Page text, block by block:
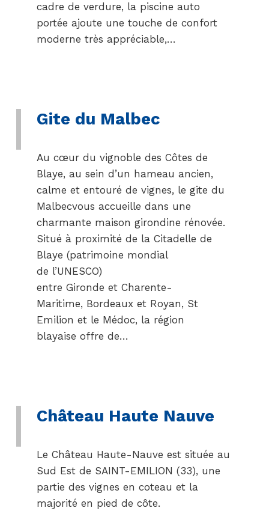
cadre de verdure, la piscine auto
portée ajoute une touche de confort
moderne très appréciable,…
Gite du Malbec
Au cœur du vignoble des Côtes de
Blaye, au sein d’un hameau ancien,
calme et entouré de vignes, le gite du
Malbecvous accueille dans une
charmante maison girondine rénovée.
Situé à proximité de la Citadelle de
Blaye (patrimoine mondial
de l’UNESCO)
entre Gironde et Charente-
Maritime, Bordeaux et Royan, St
Emilion et le Médoc, la région
blayaise offre de…
Château Haute Nauve
Le Château Haute-Nauve est située au
Sud Est de SAINT-EMILION (33), une
partie des vignes en coteau et la
majorité en pied de côte.